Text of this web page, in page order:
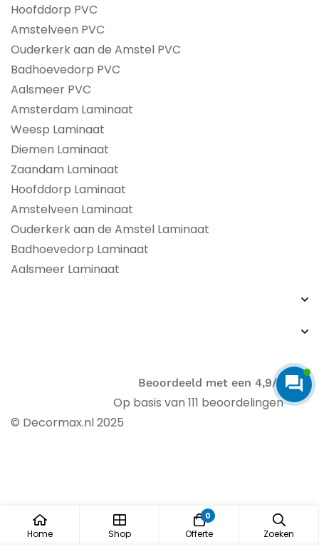
Hoofddorp PVC
Amstelveen PVC
Ouderkerk aan de Amstel PVC
Badhoevedorp PVC
Aalsmeer PVC
Amsterdam Laminaat
Weesp Laminaat
Diemen Laminaat
Zaandam Laminaat
Hoofddorp Laminaat
Amstelveen Laminaat
Ouderkerk aan de Amstel Laminaat
Badhoevedorp Laminaat
Aalsmeer Laminaat
© Decormax.nl 2025
Beoordeeld met een 4,9/5
Op basis van 111 beoordelingen
Home Shop
0
Offerte Zoeken